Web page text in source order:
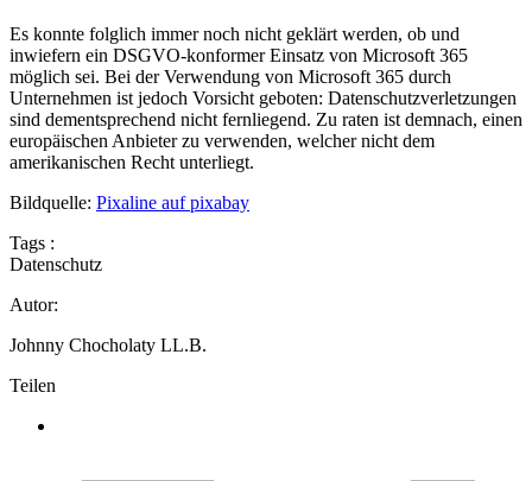
Es konnte folglich immer noch nicht geklärt werden, ob und
inwiefern ein DSGVO-konformer Einsatz von Microsoft 365
möglich sei. Bei der Verwendung von Microsoft 365 durch
Unternehmen ist jedoch Vorsicht geboten: Datenschutzverletzungen
sind dementsprechend nicht fernliegend. Zu raten ist demnach, einen
europäischen Anbieter zu verwenden, welcher nicht dem
amerikanischen Recht unterliegt.
Bildquelle: Pixaline auf pixabay
Tags :
Datenschutz
Autor:
Johnny Chocholaty LL.B.
Teilen